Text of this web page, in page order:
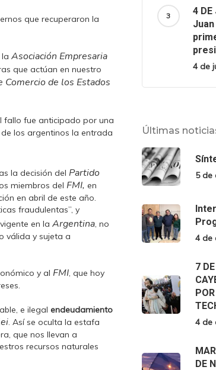
que recuperaron la
Asociación Empresaria
que actúan en nuestro
Comercio de los Estados
fallo fue anticipado por una
los argentinos la entrada
la decisión del Partido
miembros del FMI, en
en abril de este año.
fraudulentas”, y
en la Argentina, no
válida y sujeta a
y al FMI, que hoy
e ilegal endeudamiento
. Así se oculta la estafa
que nos llevan a
recursos naturales
4 DE
4 de
Últimas
5 de
4 de
7
4 de
DE